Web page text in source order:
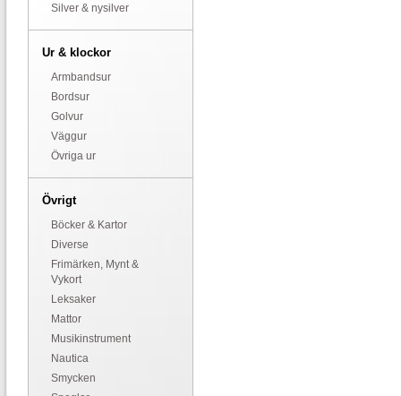
Silver & nysilver
Ur & klockor
Armbandsur
Bordsur
Golvur
Väggur
Övriga ur
Övrigt
Böcker & Kartor
Diverse
Frimärken, Mynt &
Vykort
Leksaker
Mattor
Musikinstrument
Nautica
Smycken